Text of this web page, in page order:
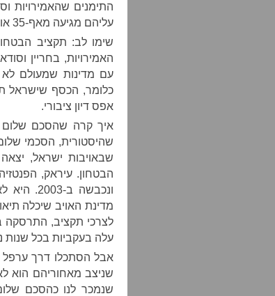
התימנים שהאמירויות
עליהם מגיעה מאף-35 או דקוטה.
שימו לב: תקציב
האמירויות, בחריין
עם מדינות שמעולם
כלומר, הכסף שישראל
אפס דיון ציבורי.
איך קרה שהסכם שלום
שהיסטורית, הסכמי
שבאויבות ישראל,
ונכבשה
מדינת האויב שיכלה
עלה בעקביות בכל שנות
אבל הסתכלו דרך
שניצב מאחוריהם הוא
שנמכר לנו כהסכם